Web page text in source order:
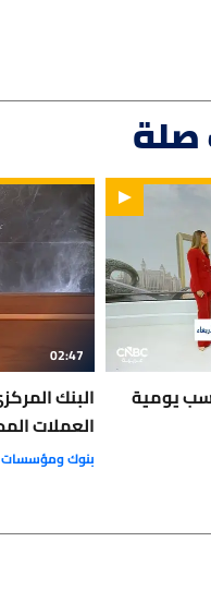
صلة
يومية
02:47
البنك
العملات
بنوك ومؤسسات